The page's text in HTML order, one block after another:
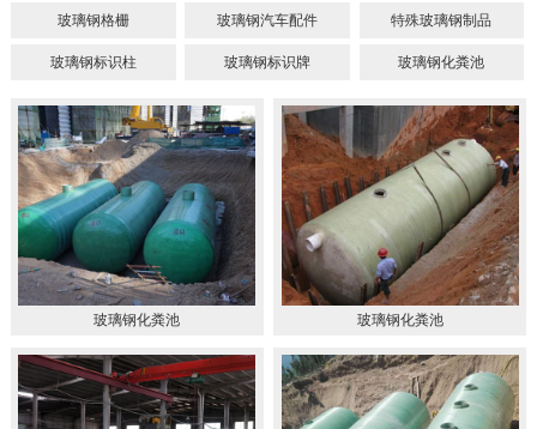
玻璃钢格栅 玻璃钢汽车配件 特殊玻璃钢制品
玻璃钢标识柱 玻璃钢标识牌 玻璃钢化粪池
玻璃钢化粪池 玻璃钢化粪池